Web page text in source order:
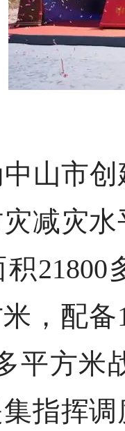
山市
减灾
积
米，配
平方米
指挥